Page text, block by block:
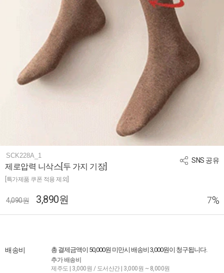
SNS 공유
SCK228A_1
제로압력 니삭스[두 가지 기장]
[특가제품 쿠폰 적용 제외]
4,090원 3,890원 7%
배송비 총 결제금액이 50,000원 미만시 배송비 3,000원이 청구됩니다.
추가 배송비
제주도 | 3,000원 / 도서산간 | 3,000원 ~ 8,000원